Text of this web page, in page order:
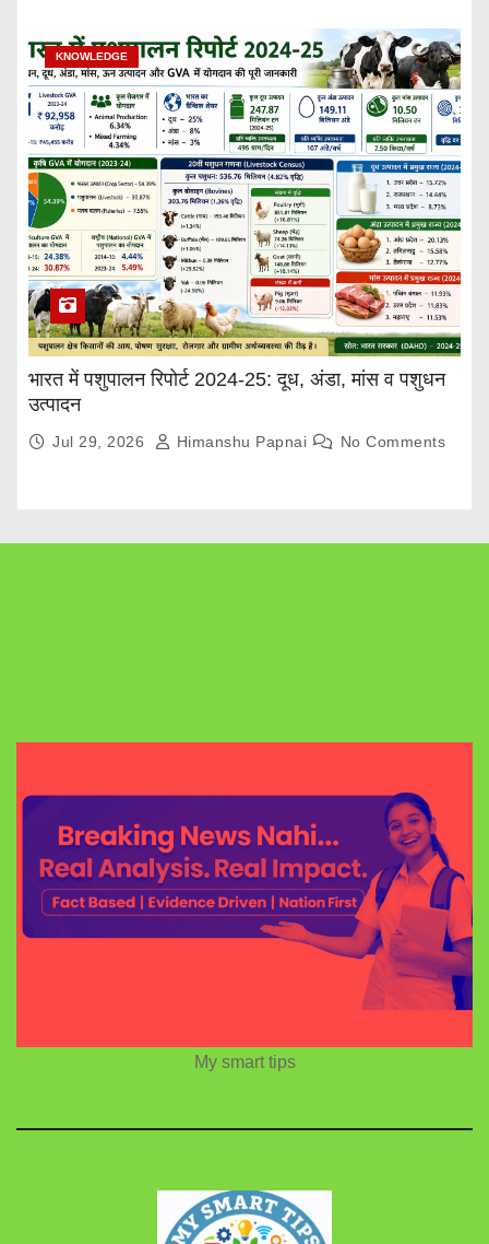
KNOWLEDGE
भारत में पशुपालन रिपोर्ट 2024-25: दूध, अंडा, मांस व पशुधन
उत्पादन
Jul 29, 2026 Himanshu Papnai No Comments
My smart tips